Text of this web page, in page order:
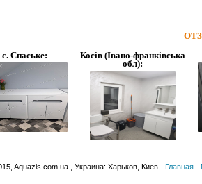
с. Спаське:
Косів (Івано-франківська
обл):
Aquazis.com.ua , Украина: Харьков, Киев - Главная -